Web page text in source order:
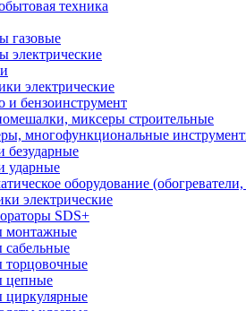
техника
газовые
электрические
электрические
и бензоинструмент
миксеры строительные
многофункциональные
безударные
ударные
оборудование
электрические
SDS+
монтажные
цепные